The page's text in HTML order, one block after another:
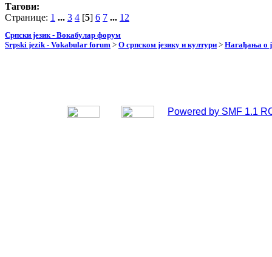
Тагови:
Странице: 1 ... 3 4 [5] 6 7 ... 12
Српски језик - Вокабулар форум
Srpski jezik - Vokabular forum > О српском језику и култури > Нагађања о
Powered by SMF 1.1